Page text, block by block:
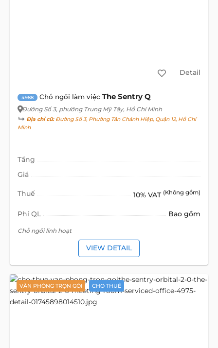
Detail
4988 Chổ ngồi làm việc The Sentry Q
Đường Số 3, phường Trung Mỹ Tây, Hồ Chí Minh
Địa chỉ cũ:Đường Số 3, Phường Tân Chánh Hiệp, Quận 12, Hồ Chí
Minh
Tầng
Giá
Thuế 10% VAT (Không gồm)
Phí QL Bao gồm
Chỗ ngồi linh hoạt
VIEW DETAIL
VĂN PHÒNG TRỌN GÓI CHO THUÊ